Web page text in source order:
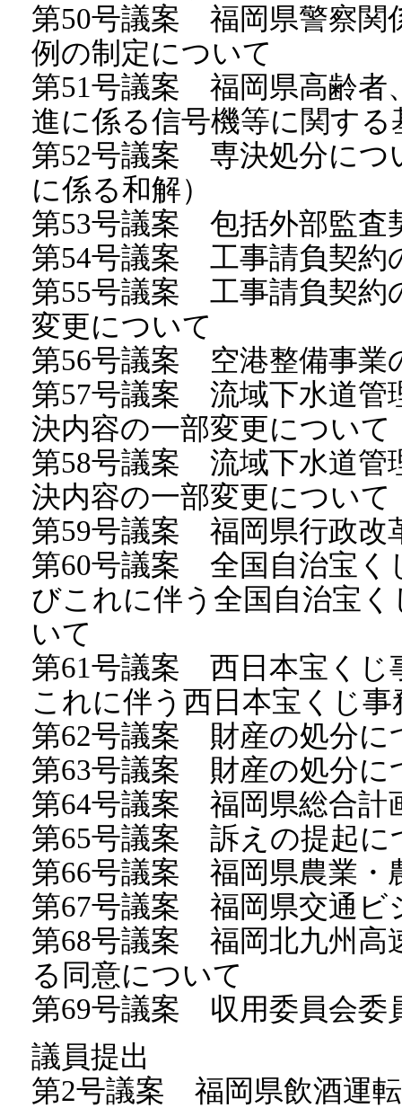
第50号議案 福岡県警察関
例の制定について
第51号議案 福岡県高齢者
進に係る信号機等に関す
第52号議案 専決処分につ
に係る和解）
第53号議案 包括外部監査
第54号議案 工事請負契約
第55号議案 工事請負契約
変更について
第56号議案 空港整備事業
第57号議案 流域下水道管
決内容の一部変更について
第58号議案 流域下水道管
決内容の一部変更について
第59号議案 福岡県行政改
第60号議案 全国自治宝く
びこれに伴う全国自治宝
いて
第61号議案 西日本宝くじ
これに伴う西日本宝くじ
第62号議案 財産の処分に
第63号議案 財産の処分に
第64号議案 福岡県総合計
第65号議案 訴えの提起に
第66号議案 福岡県農業・
第67号議案 福岡県交通ビ
第68号議案 福岡北九州高
る同意について
第69号議案 収用委員会委
議員提出
第2号議案 福岡県飲酒運